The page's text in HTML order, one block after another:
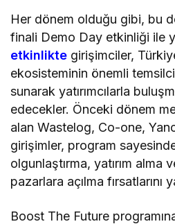
Her dönem olduğu gibi, bu
finali Demo Day etkinliği ile
etkinlikte girişimciler,
ekosisteminin önemli
sunarak yatırımcılarla
edecekler. Önceki dönem
alan Wastelog, Co-one,
girişimler, program
olgunlaştırma, yatırım alma
pazarlara açılma fırsatlarını
Boost The Future